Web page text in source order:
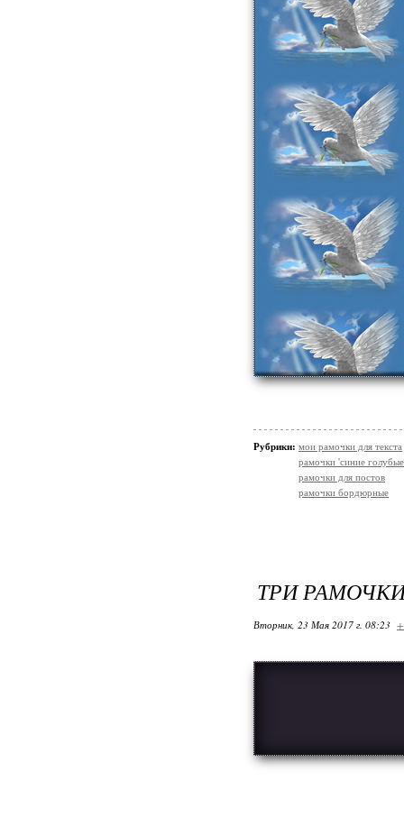
Рубрики: мои рамочки для текста
рамочки 'синие
рамочки для постов
рамочки бордюрные
ТРИ
Вторник, 23 Мая 2017 г. 08:23